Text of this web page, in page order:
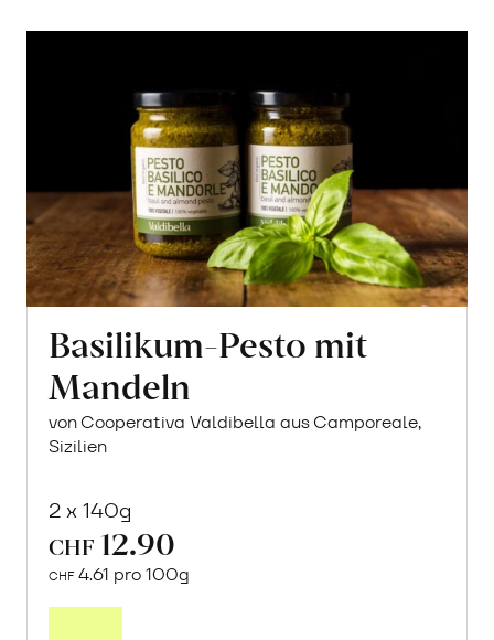
Basilikum-Pesto mit
Mandeln
von Cooperativa Valdibella aus Camporeale,
Sizilien
2 x 140g
CHF 12.90
CHF 4.61 pro 100g